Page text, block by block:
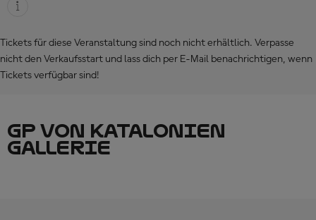
Tickets für diese Veranstaltung sind noch nicht erhältlich. Verpasse
nicht den Verkaufsstart und lass dich per E-Mail benachrichtigen, wenn
Tickets verfügbar sind!
GP VON KATALONIEN
GALLERIE